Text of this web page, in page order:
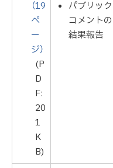
（19
ペ
ー
ジ）
(P
D
F:
20
1
K
B)
パブリック
コメントの
結果報告